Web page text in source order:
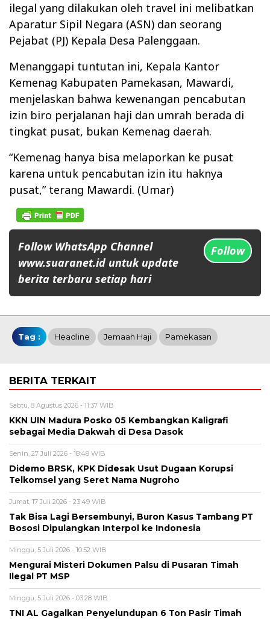
ilegal yang dilakukan oleh travel ini melibatkan
Aparatur Sipil Negara (ASN) dan seorang
Pejabat (PJ) Kepala Desa Palenggaan.
Menanggapi tuntutan ini, Kepala Kantor
Kemenag Kabupaten Pamekasan, Mawardi,
menjelaskan bahwa kewenangan pencabutan
izin biro perjalanan haji dan umrah berada di
tingkat pusat, bukan Kemenag daerah.
“Kemenag hanya bisa melaporkan ke pusat
karena untuk pencabutan izin itu haknya
pusat,” terang Mawardi. (Umar)
Follow WhatsApp Channel
www.suaranet.id untuk update
berita terbaru setiap hari
Follow
Tag : Headline Jemaah Haji Pamekasan
BERITA TERKAIT
Sabtu, 8 Agustus 2026 - 11:37 WIB
KKN UIN Madura Posko 05 Kembangkan Kaligrafi
sebagai Media Dakwah di Desa Dasok
Senin, 27 Juli 2026 - 18:48 WIB
Didemo BRSK, KPK Didesak Usut Dugaan Korupsi
Telkomsel yang Seret Nama Nugroho
Jumat, 17 Juli 2026 - 23:49 WIB
Tak Bisa Lagi Bersembunyi, Buron Kasus Tambang PT
Bososi Dipulangkan Interpol ke Indonesia
Minggu, 5 Juli 2026 - 10:52 WIB
Mengurai Misteri Dokumen Palsu di Pusaran Timah
Ilegal PT MSP
Minggu, 5 Juli 2026 - 03:28 WIB
TNI AL Gagalkan Penyelundupan 6 Ton Pasir Timah